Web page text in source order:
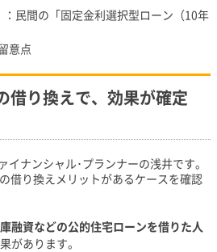
民間の「固定金利選択型ローン（10年
意点
借り換えで、効果が確定
ナンシャル･プランナーの浅井です。
借り換えメリットがあるケースを確認
融資などの公的住宅ローンを借りた人
があります。